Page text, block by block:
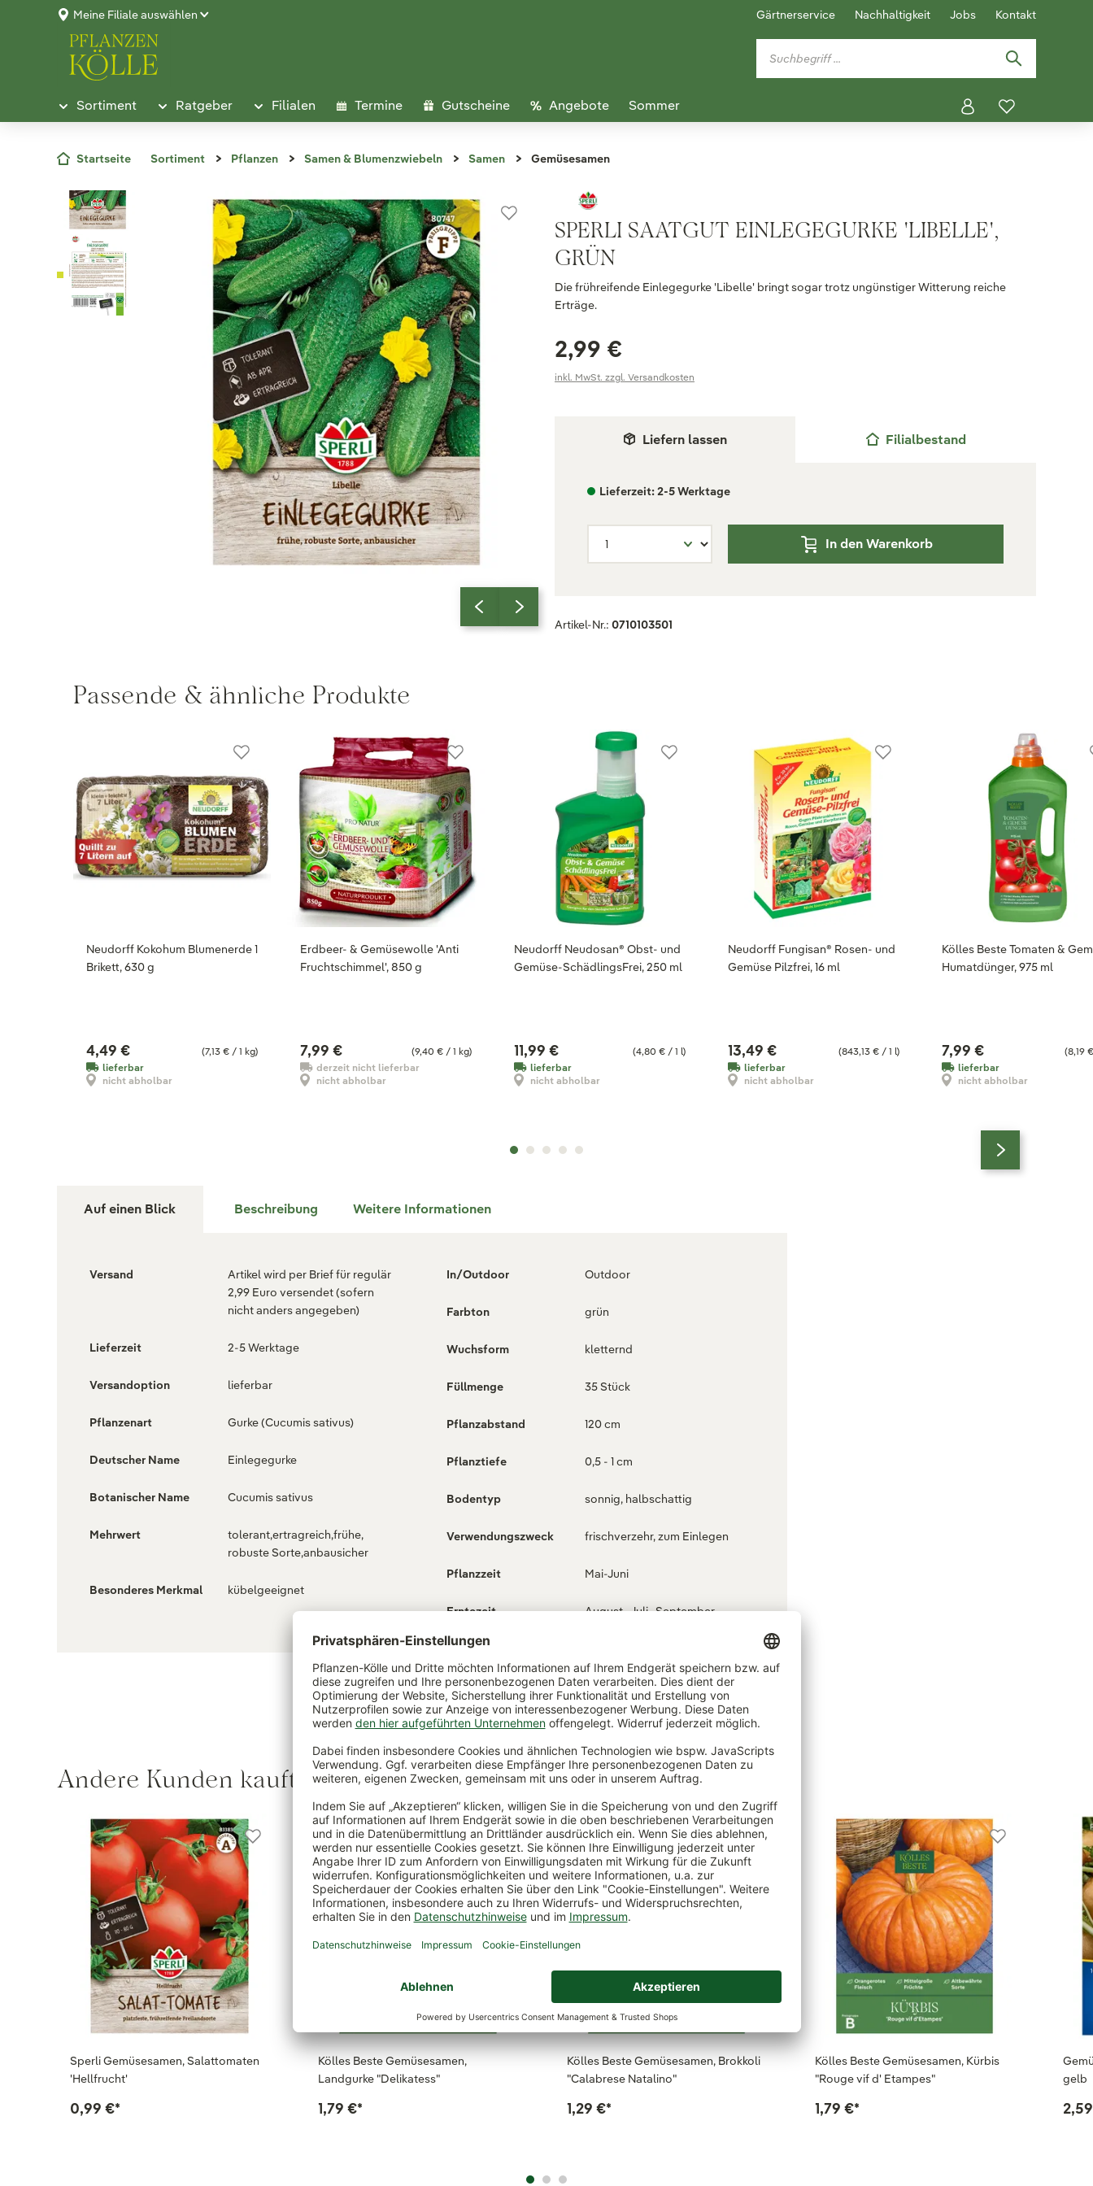
Meine Filiale auswählen Gärtnerservice Nachhaltigkeit Jobs Kontakt
Sortiment Ratgeber Filialen Termine Gutscheine Angebote Sommer
Startseite Sortiment Pflanzen Samen & Blumenzwiebeln Samen Gemüsesamen
SPERLI SAATGUT EINLEGEGURKE 'LIBELLE',
GRÜN
Die frühreifende Einlegegurke 'Libelle' bringt sogar trotz ungünstiger Witterung reiche
Erträge.
2,99 €
inkl. MwSt. zzgl. Versandkosten
Liefern lassen Filialbestand
Lieferzeit: 2-5 Werktage
In den Warenkorb
Artikel-Nr.: 0710103501
Passende & ähnliche Produkte
Neudorff Kokohum Blumenerde 1
Brikett, 630 g
(7,13 € / 1 kg)
4,49 €
lieferbar
nicht abholbar
Erdbeer- & Gemüsewolle 'Anti
Fruchtschimmel', 850 g
(9,40 € / 1 kg)
7,99 €
derzeit nicht lieferbar
nicht abholbar
Neudorff Neudosan® Obst- und
Gemüse-SchädlingsFrei, 250 ml
(4,80 € / 1 l)
11,99 €
lieferbar
nicht abholbar
Neudorff Fungisan® Rosen- und
Gemüse Pilzfrei, 16 ml
(843,13 € / 1 l)
13,49 €
lieferbar
nicht abholbar
Kölles Beste Tomaten &
Humatdünger, 975 ml
(8,19
7,99 €
lieferbar
nicht abholbar
Auf einen Blick Beschreibung Weitere Informationen
Versand
Artikel wird per Brief für regulär
2,99 Euro versendet (sofern
nicht anders angegeben)
Lieferzeit 2-5 Werktage
Versandoption lieferbar
Pflanzenart Gurke (Cucumis sativus)
Deutscher Name Einlegegurke
Botanischer Name Cucumis sativus
Mehrwert
tolerant,ertragreich,frühe,
robuste Sorte,anbausicher
Besonderes Merkmal kübelgeeignet
In/Outdoor Outdoor
Farbton grün
Wuchsform kletternd
Füllmenge 35 Stück
Pflanzabstand 120 cm
Pflanztiefe 0,5 - 1 cm
Bodentyp sonnig, halbschattig
Verwendungszweck frischverzehr, zum Einlegen
Pflanzzeit Mai-Juni
Erntezeit August , Juli , September
Andere Kunden kauften auch
Sperli Gemüsesamen, Salattomaten
'Hellfrucht'
0,99 €*
Kölles Beste Gemüsesamen,
Landgurke "Delikatess"
1,79 €*
Kölles Beste Gemüsesamen, Brokkoli
"Calabrese Natalino"
1,29 €*
Kölles Beste Gemüsesamen, Kürbis
"Rouge vif d' Etampes"
1,79 €*
gelb